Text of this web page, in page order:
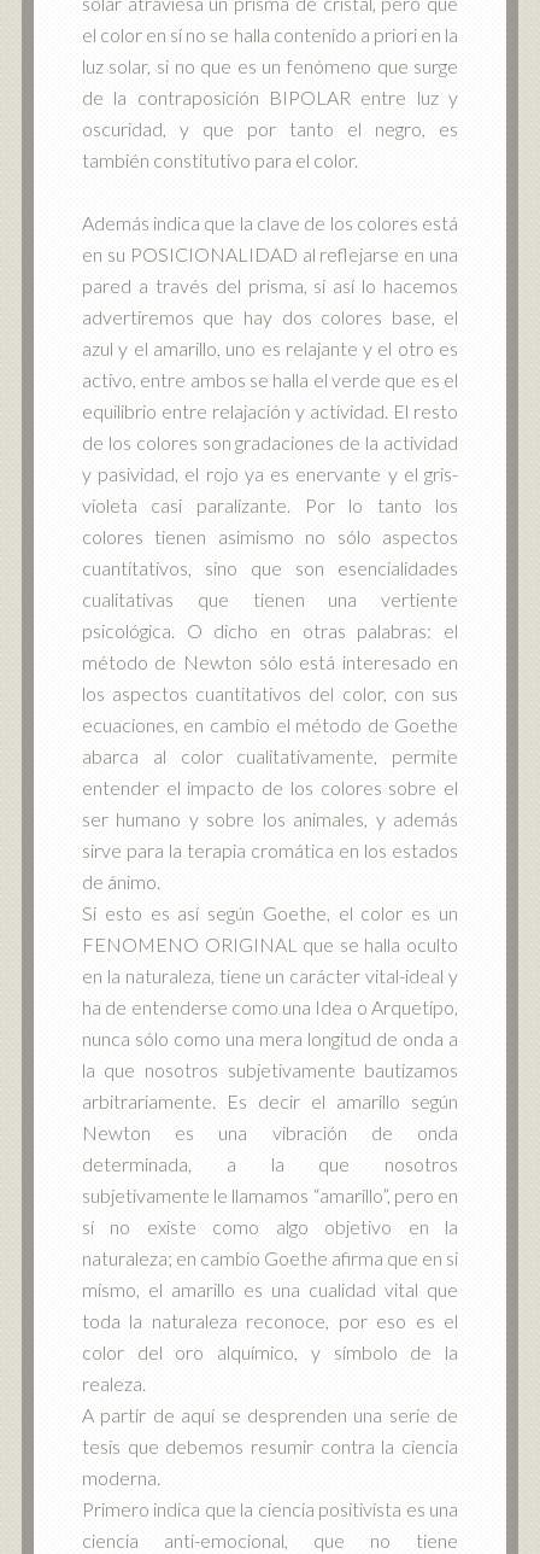
el color en sí no se halla contenido a priori en la
luz solar, si no que es un fenómeno que surge
de la contraposición BIPOLAR entre luz y
oscuridad, y que por tanto el negro, es
también constitutivo para el color.
Además indica que la clave de los colores está
en su POSICIONALIDAD al reflejarse en una
pared a través del prisma, si así lo hacemos
advertiremos que hay dos colores base, el
azul y el amarillo, uno es relajante y el otro es
activo, entre ambos se halla el verde que es el
equilibrio entre relajación y actividad. El resto
de los colores son gradaciones de la actividad
y pasividad, el rojo ya es enervante y el gris-
violeta casi paralizante. Por lo tanto los
colores tienen asimismo no sólo aspectos
cuantitativos, sino que son esencialidades
cualitativas que tienen una vertiente
psicológica. O dicho en otras palabras: el
método de Newton sólo está interesado en
los aspectos cuantitativos del color, con sus
ecuaciones, en cambio el método de Goethe
abarca al color cualitativamente, permite
entender el impacto de los colores sobre el
ser humano y sobre los animales, y además
sirve para la terapia cromática en los estados
de ánimo.
Si esto es así según Goethe, el color es un
FENOMENO ORIGINAL que se halla oculto
en la naturaleza, tiene un carácter vital-ideal y
ha de entenderse como una Idea o Arquetipo,
nunca sólo como una mera longitud de onda a
la que nosotros subjetivamente bautizamos
arbitrariamente. Es decir el amarillo según
Newton es una vibración de onda
determinada, a la que nosotros
subjetivamente le llamamos “amarillo”, pero en
sí no existe como algo objetivo en la
naturaleza; en cambio Goethe afirma que en si
mismo, el amarillo es una cualidad vital que
toda la naturaleza reconoce, por eso es el
color del oro alquímico, y símbolo de la
realeza.
A partir de aquí se desprenden una serie de
tesis que debemos resumir contra la ciencia
moderna.
Primero indica que la ciencia positivista es una
ciencia anti-emocional, que no tiene